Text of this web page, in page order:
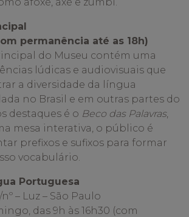
permanência até as 18h)
do Museu contém uma
lúdicas e audiovisuais que
a diversidade da língua
no Brasil e em outras partes do
destaques é o Beco das Palavras,
mesa interativa, o público é
prefixos e sufixos para formar
vocabulário.
Portuguesa
– Luz – São Paulo
das 9h às 16h30 (com